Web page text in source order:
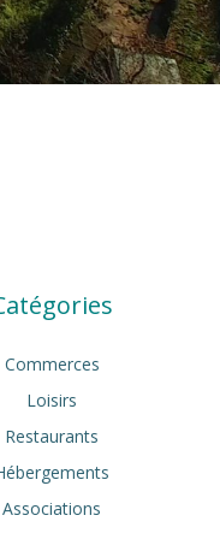
Commerces
Loisirs
Restaurants
Associations